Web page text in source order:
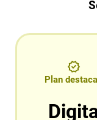
Plan